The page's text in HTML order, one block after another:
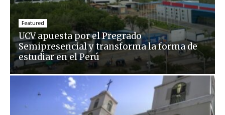
Featured
UCV apuesta por el Pregrado
Semipresencial y transforma la forma de
estudiar en el Perú